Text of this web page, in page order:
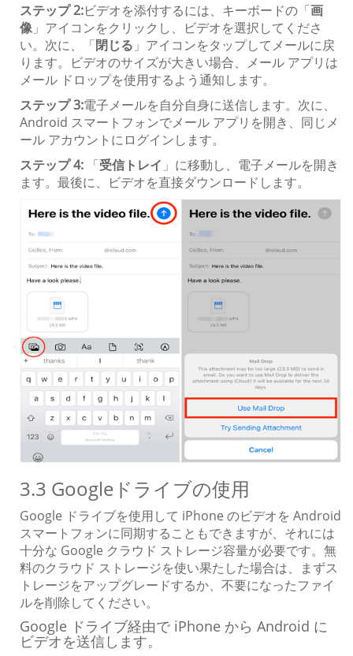
ステップ 2:ビデオを添付するには、キーボードの「画
像 」アイコンをクリックし、ビデオを選択してくださ
い。次に、「閉じる 」アイコンをタップしてメールに戻
ります。ビデオのサイズが大きい場合、メール アプリは
メール ドロップを使用するよう通知します。
ステップ 3:電子メールを自分自身に送信します。次に、
Android スマートフォンでメール アプリを開き、同じメ
ール アカウントにログインします。
ステップ 4: 「受信トレイ 」に移動し、電子メールを開き
ます。最後に、ビデオを直接ダウンロードします。
3.3 Googleドライブの使用
Google ドライブを使用して iPhone のビデオを Android
スマートフォンに同期することもできますが、それには
十分な Google クラウド ストレージ容量が必要です。無
料のクラウド ストレージを使い果たした場合は、まずス
トレージをアップグレードするか、不要になったファイ
ルを削除してください。
Google ドライブ経由で iPhone から Android に
ビデオを送信します。